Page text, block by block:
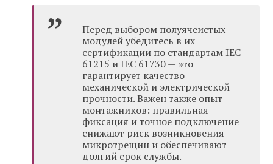
Перед выбором полуячеистых
модулей убедитесь в их
сертификации по стандартам IEC
61215 и IEC 61730 — это
гарантирует качество
механической и электрической
прочности. Важен также опыт
монтажников: правильная
фиксация и точное подключение
снижают риск возникновения
микротрещин и обеспечивают
долгий срок службы.